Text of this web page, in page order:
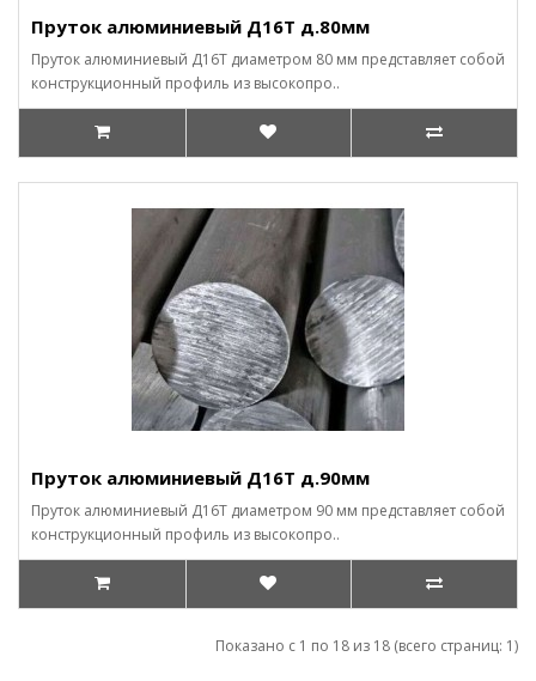
Пруток алюминиевый Д16Т д.80мм
Пруток алюминиевый Д16Т диаметром 80 мм представляет собой
конструкционный профиль из высокопро..
Пруток алюминиевый Д16Т д.90мм
Пруток алюминиевый Д16Т диаметром 90 мм представляет собой
конструкционный профиль из высокопро..
Показано с 1 по 18 из 18 (всего страниц: 1)